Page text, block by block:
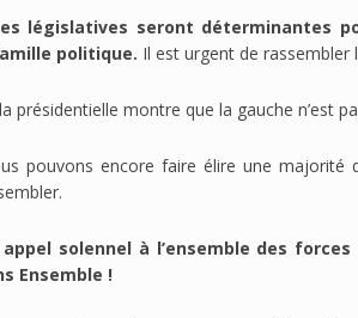
législatives seront déterminantes
politique. Il est urgent de rassembler
présidentielle montre que la gauche n’est
pouvons encore faire élire une
solennel à l’ensemble des
Ensemble !